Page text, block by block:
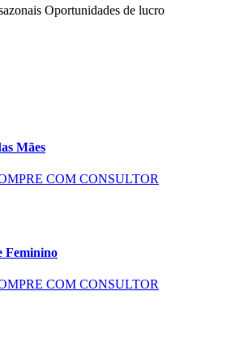
Oportunidades de lucro
Mães
COM CONSULTOR
Feminino
COM CONSULTOR